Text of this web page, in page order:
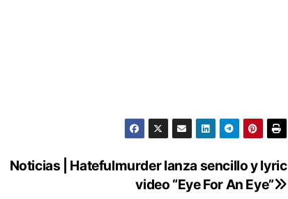
Noticias | Hatefulmurder lanza sencillo y lyric
video “Eye For An Eye”